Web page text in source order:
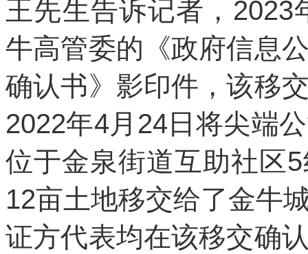
王先生告诉记者，
牛高管委的《政府信息
确认书》影印件，该移
2022年4月24日将尖端
位于金泉街道互助社区
12亩土地移交给了金牛
证方代表均在该移交确